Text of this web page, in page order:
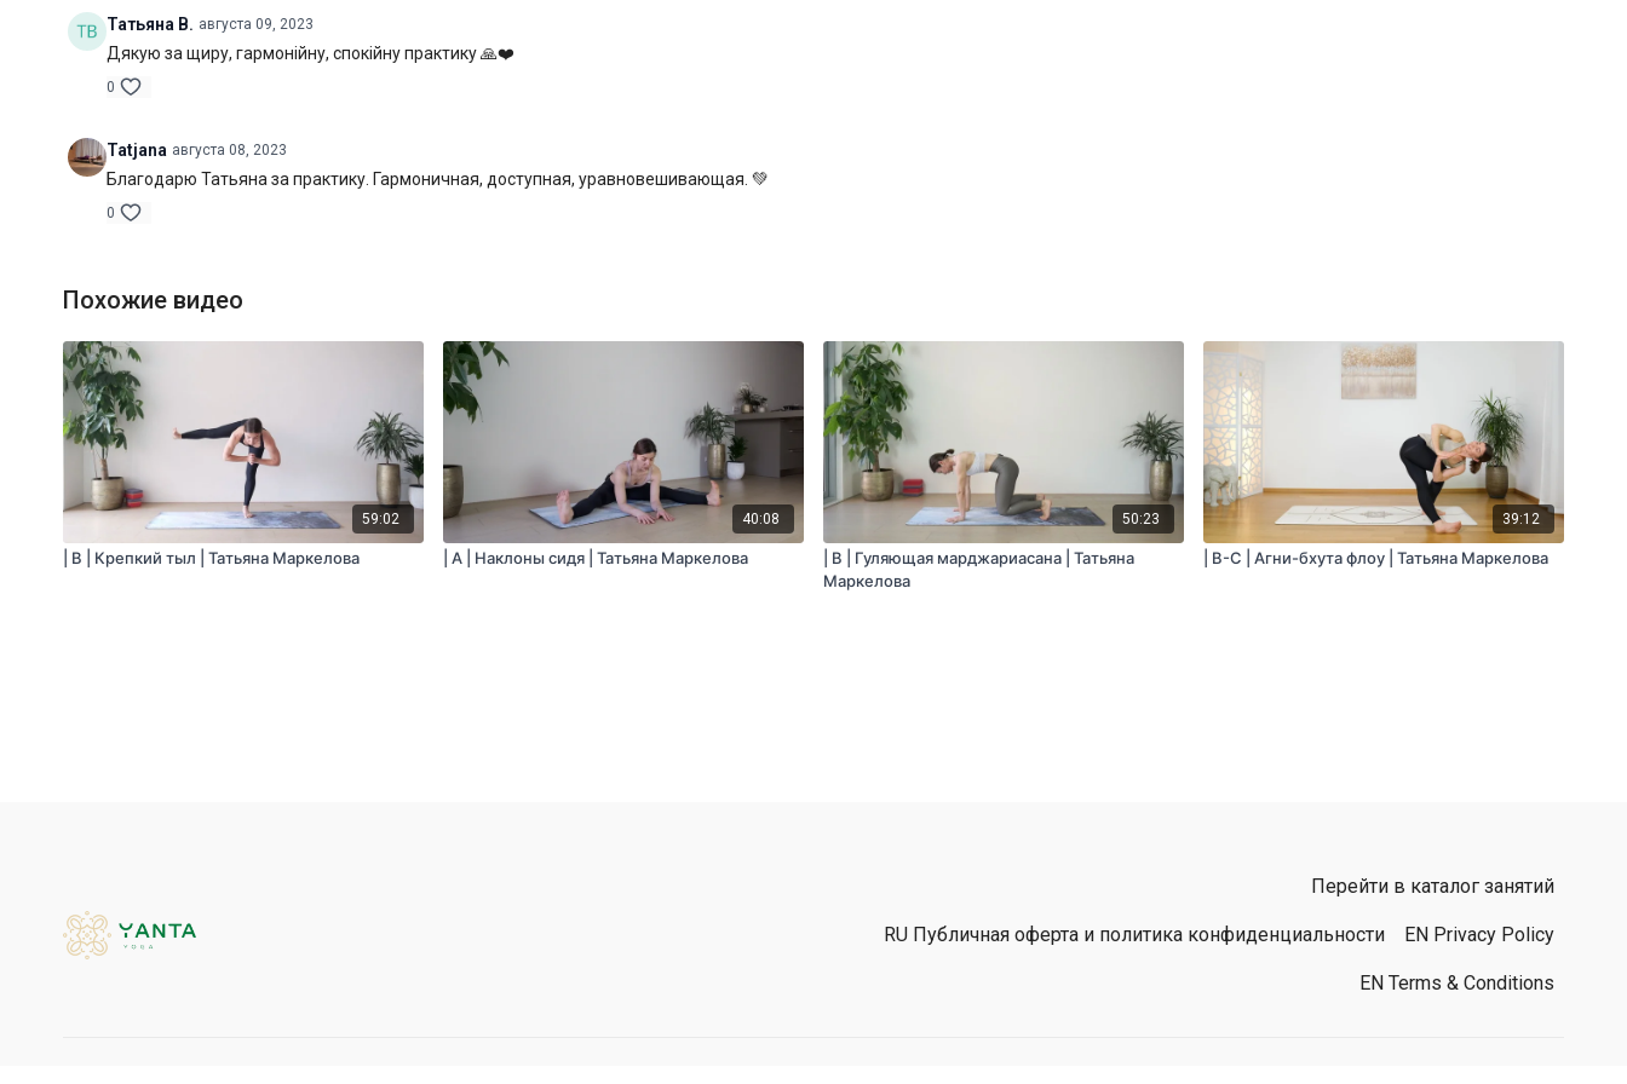
Татьяна В. августа 09, 2023
Дякую за щиру, гармонійну, спокійну практику 🙏❤️
0
Tatjana августа 08, 2023
Благодарю Татьяна за практику. Гармоничная, доступная, уравновешивающая. 💚
0
Похожие видео
59:02
| B | Крепкий тыл | Татьяна Маркелова
40:08
| A | Наклоны сидя | Татьяна Маркелова
50:23
| B | Гуляющая марджариасана | Татьяна
Маркелова
39:12
| B-С | Агни-бхута флоу | Татьяна Маркелова
Перейти в каталог занятий
RU Публичная оферта и политика конфиденциальности EN Privacy Policy
EN Terms & Conditions